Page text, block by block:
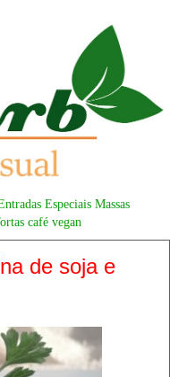
Especiais Massas
café vegan
de soja e